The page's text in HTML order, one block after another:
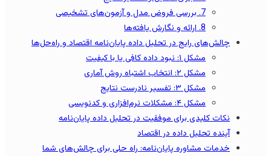
چالش‌های رایج در تحلیل داده پایان‌نامه اقتصاد و راه‌حل‌ها
مشکل ۱: نبود داده کافی یا با کیفیت
مشکل ۲: انتخاب اشتباه روش آماری
مشکل ۳: تفسیر نادرست نتایج
مشکل ۴: مشکلات نرم‌افزاری و کدنویسی
نکات کلیدی برای موفقیت در تحلیل داده پایان‌نامه
آینده تحلیل داده در اقتصاد
خدمات مشاوره پایان‌نامه: راه حلی برای چالش‌های شما